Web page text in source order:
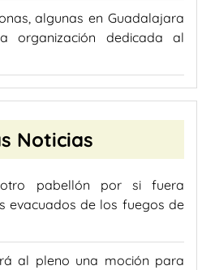
algunas en Guadalajara
organización dedicada al
Noticias
pabellón por si fuera
evacuados de los fuegos de
al pleno una moción para